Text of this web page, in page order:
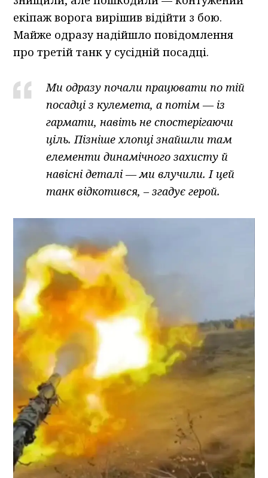
екіпаж ворога вирішив відійти з бою.
Майже одразу надійшло повідомлення
про третій танк у сусідній посадці.
Ми одразу почали працювати по тій
посадці з кулемета, а потім — із
гармати, навіть не спостерігаючи
ціль. Пізніше хлопці знайшли там
елементи динамічного захисту й
навісні деталі — ми влучили. І цей
танк відкотився, – згадує герой.